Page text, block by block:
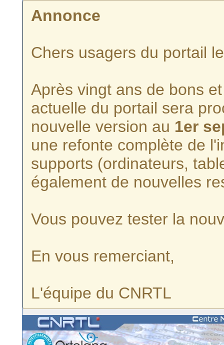
Annonce
Chers usagers du portail
Après vingt ans de bons
actuelle du portail sera
nouvelle version au 1er
une refonte complète de
supports (ordinateurs,
également de nouvelles
Vous pouvez tester la
En vous remerciant,
L'équipe du CNRTL